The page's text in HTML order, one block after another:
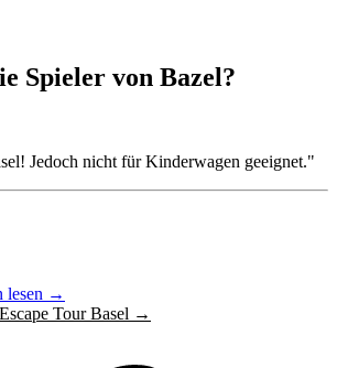
Spieler von Bazel?
Jedoch nicht für Kinderwagen geeignet."
lesen →
Tour Basel →